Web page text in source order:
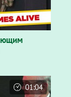
01:04